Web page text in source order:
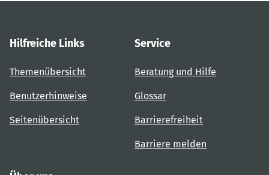
Hilfreiche Links
Themenübersicht
Benutzerhinweise
Seitenübersicht
Service
Beratung und Hilfe
Glossar
Barrierefreiheit
Barriere melden